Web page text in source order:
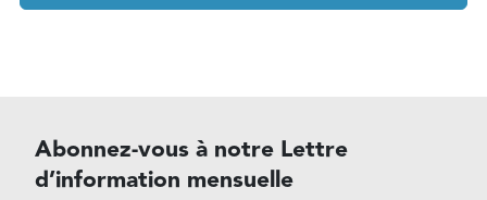
Abonnez-vous à notre Lettre
d’information mensuelle